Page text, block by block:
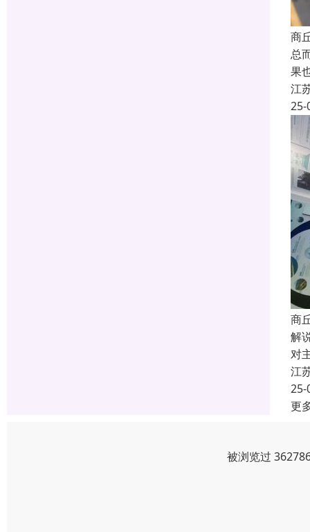
商
总
果
江
25-
商
解
对
江
25-
更
被浏览过